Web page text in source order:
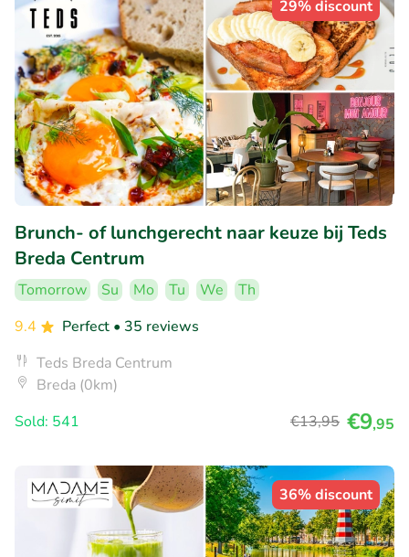
29% discount
Brunch- of lunchgerecht naar keuze bij Teds
Breda Centrum
Tomorrow Su Mo Tu We
Th
9.4
Perfect • 35 reviews
Teds Breda Centrum
Breda (0km)
Sold: 541
€13,95 €9,95
36% discount